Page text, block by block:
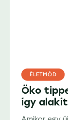
ÉLETMÓD
Öko
így